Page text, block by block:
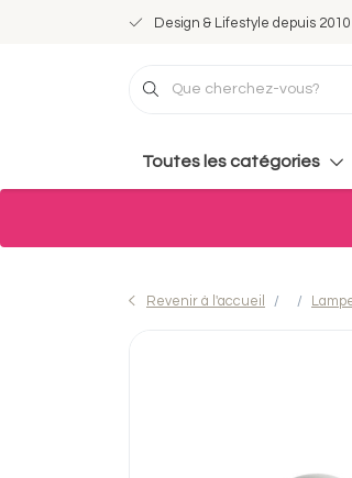
Design & Lifestyle depuis 2010
Toutes les catégories
Revenir à l'accueil